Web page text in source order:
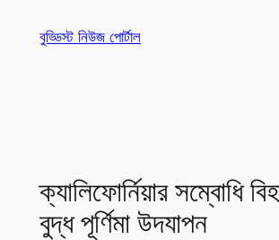
বুড্ডিস্ট নিউজ পোর্টাল
ক্যালিফোর্নিয়ার সম্বোধি
বুদ্ধ পূর্ণিমা উদযাপন